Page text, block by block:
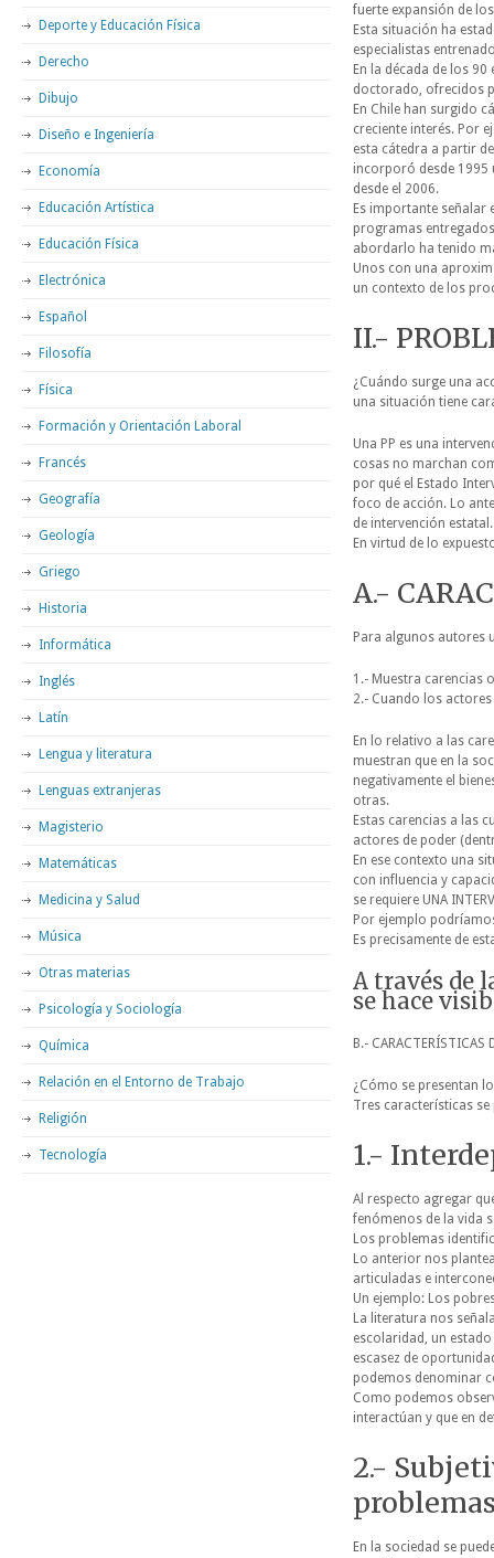
fuerte expansión de
Esta situación ha
especialistas
En la década de los
doctorado, ofrecidos
En Chile han surgido
creciente interés. Por
esta cátedra a partir
incorporó desde 1995
desde el 2006.
Es importante señalar
programas
abordarlo ha tenido
Unos con una
un contexto de los
II.-
¿Cuándo surge una
una situación tiene
Una PP es una
cosas no marchan
por qué el Estado
foco de acción. Lo
de intervención estatal.
En virtud de lo
A.-
Para algunos autores
1.- Muestra carencias
2.- Cuando los
En lo relativo a las
muestran que en la
negativamente el
otras.
Estas carencias a las
actores de poder
En ese contexto una
con influencia y
se requiere UNA
Por ejemplo
Es precisamente de
A través de
se hace
B.- CARACTERÍSTICAS
¿Cómo se presentan
Tres características
1.-
Al respecto agregar
fenómenos de la vida
Los problemas
Lo anterior nos
articuladas e
Un ejemplo: Los
La literatura nos
escolaridad, un
escasez de
podemos denominar
Como podemos
interactúan y que en
2.-
En la sociedad se
Deporte y Educación Física
Derecho
Dibujo
Diseño e Ingeniería
Economía
Educación Artística
Educación Física
Electrónica
Español
Filosofía
Física
Formación y Orientación Laboral
Francés
Geografía
Geología
Griego
Historia
Informática
Inglés
Latín
Lengua y literatura
Lenguas extranjeras
Magisterio
Matemáticas
Medicina y Salud
Música
Otras materias
Psicología y Sociología
Química
Relación en el Entorno de Trabajo
Religión
Tecnología